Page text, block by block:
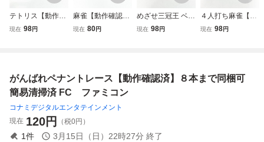
テトリス【動作確
認済】８本まで同
現在 98円
麻雀【動作確認
済】８本まで同梱
現在 80円
めざせ三冠王 ベー
スボールスター
現在 98円
４人打ち麻雀【動
作確認済】８本ま
現在 98円
がんばれペナントレース【動作確認済】８本まで同梱可
簡易清掃済 FC ファミコン
コナミデジタルエンタテインメント
現在 120円 （税0円）
1件 3月15日（日）22時27分 終了